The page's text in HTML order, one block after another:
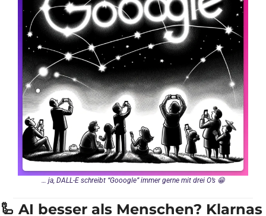
… ja, DALL-E schreibt “Gooogle” immer gerne mit drei O’s 😁
🦾 AI besser als Menschen? Klarnas